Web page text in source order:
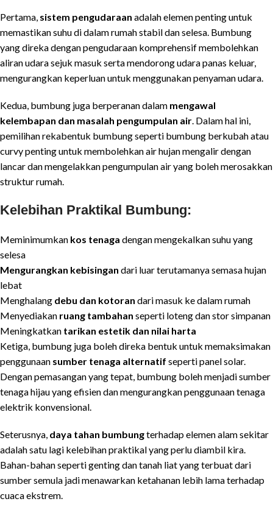
Pertama, sistem pengudaraan adalah elemen penting untuk
memastikan suhu di dalam rumah stabil dan selesa. Bumbung
yang direka dengan pengudaraan komprehensif membolehkan
aliran udara sejuk masuk serta mendorong udara panas keluar,
mengurangkan keperluan untuk menggunakan penyaman udara.
Kedua, bumbung juga berperanan dalam mengawal
kelembapan dan masalah pengumpulan air . Dalam hal ini,
pemilihan rekabentuk bumbung seperti bumbung berkubah atau
curvy penting untuk membolehkan air hujan mengalir dengan
lancar dan mengelakkan pengumpulan air yang boleh merosakkan
struktur rumah.
Kelebihan Praktikal Bumbung:
Meminimumkan kos tenaga dengan mengekalkan suhu yang
selesa
Mengurangkan kebisingan dari luar terutamanya semasa hujan
lebat
Menghalang debu dan kotoran dari masuk ke dalam rumah
Menyediakan ruang tambahan seperti loteng dan stor simpanan
Meningkatkan tarikan estetik dan nilai harta
Ketiga, bumbung juga boleh direka bentuk untuk memaksimakan
penggunaan sumber tenaga alternatif seperti panel solar.
Dengan pemasangan yang tepat, bumbung boleh menjadi sumber
tenaga hijau yang efisien dan mengurangkan penggunaan tenaga
elektrik konvensional.
Seterusnya, daya tahan bumbungterhadap elemen alam sekitar
adalah satu lagi kelebihan praktikal yang perlu diambil kira.
Bahan-bahan seperti genting dan tanah liat yang terbuat dari
sumber semula jadi menawarkan ketahanan lebih lama terhadap
cuaca ekstrem.